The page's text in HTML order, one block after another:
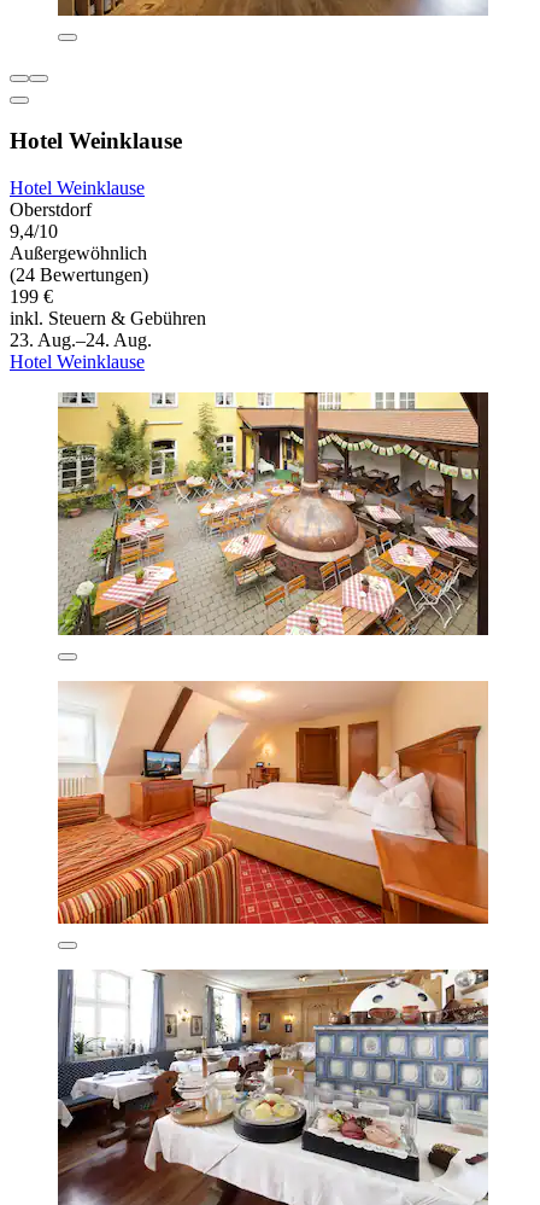
Hotel Weinklause
Hotel Weinklause
Oberstdorf
9,4/10
Außergewöhnlich
(24 Bewertungen)
199 €
inkl. Steuern & Gebühren
23. Aug.–24. Aug.
Hotel Weinklause